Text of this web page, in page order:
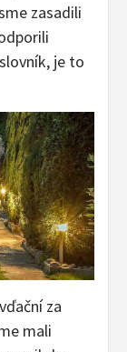
zasadili
je to
za
mali